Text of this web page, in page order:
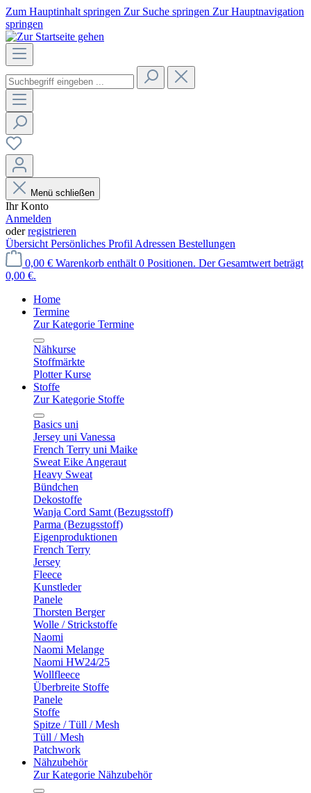
Zum Hauptinhalt springen Zur Suche springen Zur Hauptnavigation
springen
Menü schließen
Ihr Konto
Anmelden
oderregistrieren
Übersicht Persönliches Profil Adressen Bestellungen
0,00 € Warenkorb enthält 0 Positionen. Der Gesamtwert beträgt
0,00 €.
Home
Termine
Zur Kategorie Termine
Nähkurse
Stoffmärkte
Plotter Kurse
Stoffe
Zur Kategorie Stoffe
Basics uni
Jersey uni Vanessa
French Terry uni Maike
Sweat Eike Angeraut
Heavy Sweat
Bündchen
Dekostoffe
Wanja Cord Samt (Bezugsstoff)
Parma (Bezugsstoff)
Eigenproduktionen
French Terry
Jersey
Fleece
Kunstleder
Panele
Thorsten Berger
Wolle / Strickstoffe
Naomi
Naomi Melange
Naomi HW24/25
Wollfleece
Überbreite Stoffe
Panele
Stoffe
Spitze / Tüll / Mesh
Tüll / Mesh
Patchwork
Nähzubehör
Zur Kategorie Nähzubehör